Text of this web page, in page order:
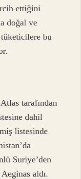
ettiğini
doğal ve
bu
tarafından
dahil
listesinde
Suriye’den
aldı.